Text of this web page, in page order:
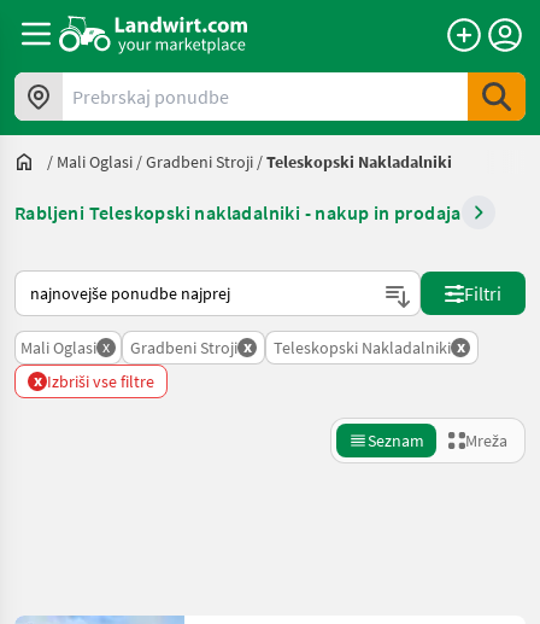
Prebrskaj ponudbe
/ Mali Oglasi /Gradbeni Stroji /Teleskopski Nakladalniki
Rabljeni Teleskopski nakladalniki - nakup in prodaja
Tako je razvrščeno na Landwirt.com
Filtri
Mali Oglasi x Gradbeni Stroji x Teleskopski Nakladalniki x
x Izbriši vse filtre
Seznam Mreža